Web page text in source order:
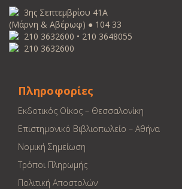
3ης Σεπτεμβρίου 41Α
(Μάρνη & Αβέρωφ) ● 104 33
210 3632600 • 210 3648055
210 3632600
Πληροφορίες
Εκδοτικός Οίκος – Θεσσαλονίκη
Επιστημονικό Βιβλιοπωλείο – Αθήνα
Νομική Σημείωση
Τρόποι Πληρωμής
Πολιτική Αποστολών